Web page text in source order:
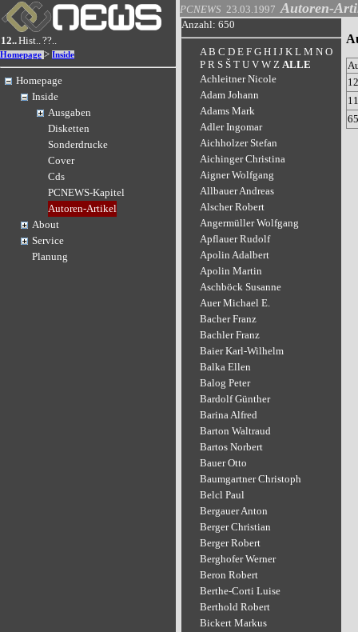
12..Hist..??..
Homepage > Inside
Homepage
Inside
Ausgaben
Disketten
Sonderdrucke
Cover
Cds
PCNEWS-Kapitel
Autoren-Artikel
About
Service
Planung
PCNEWS 23.03.1997 Autoren-
Anzahl: 650
A B C D E F G H I J K L M N O
P R S Š T U V W Z ALLE
Achleitner Nicole
Adam Johann
Adams Mark
Adler Ingomar
Aichholzer Stefan
Aichinger Christina
Aigner Wolfgang
Allbauer Andreas
Alscher Robert
Angermüller Wolfgang
Apflauer Rudolf
Apolin Adalbert
Apolin Martin
Aschböck Susanne
Auer Michael E.
Bacher Franz
Bachler Franz
Baier Karl-Wilhelm
Balka Ellen
Balog Peter
Bardolf Günther
Barina Alfred
Barton Waltraud
Bartos Norbert
Bauer Otto
Baumgartner Christoph
Belcl Paul
Bergauer Anton
Berger Christian
Berger Robert
Berghofer Werner
Beron Robert
Berthe-Corti Luise
Berthold Robert
Bickert Markus
65